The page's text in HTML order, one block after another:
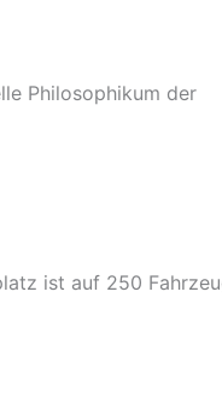
Philosophikum der
ist auf 250